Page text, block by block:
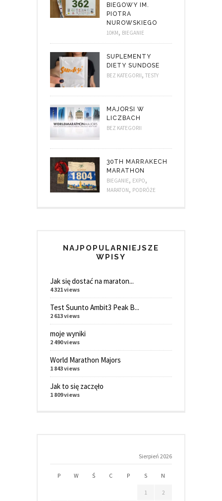
BIEGOWY IM.
PIOTRA
NUROWSKIEGO
10KM, BIEGANIE
SUPLEMENTY
DIETY SUNDOSE
BEZ KATEGORII, TESTY
MAJORSI W
LICZBACH
BEZ KATEGORII
30TH MARRAKECH
MARATHON
BIEGANIE, EXPO,
MARATON, PODRÓŻE
NAJPOPULARNIEJSZE
WPISY
Jak się dostać na maraton...
4 321 views
Test Suunto Ambit3 Peak B...
2 613 views
moje wyniki
2 490 views
World Marathon Majors
1 843 views
Jak to się zaczęło
1 809 views
Sierpień 2026
P W Ś C P S N
1 2